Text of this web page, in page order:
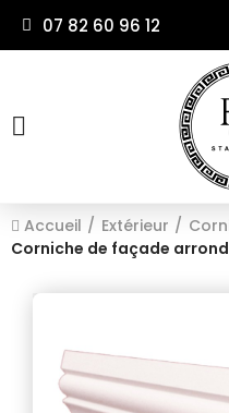
07 82 60 96 12
Accueil Extérieur
Corniche de façade